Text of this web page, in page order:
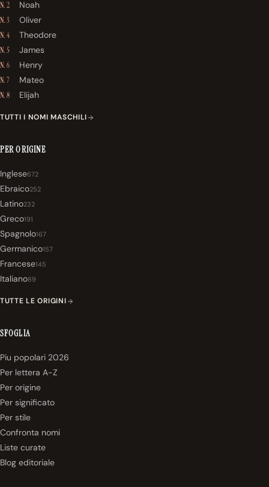
N. 2 Noah
N. 3 Oliver
N. 4 Theodore
N. 5 James
N. 6 Henry
N. 7 Mateo
N. 8 Elijah
TUTTI I NOMI MASCHILI
PER ORIGINE
Inglese672
Ebraico252
Latino232
Greco191
Spagnolo167
Germanico157
Francese145
Italiano89
TUTTE LE ORIGINI
SFOGLIA
Piu popolari 2026
Per lettera A-Z
Per origine
Per significato
Per stile
Confronta nomi
Liste curate
Blog editoriale